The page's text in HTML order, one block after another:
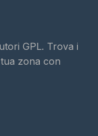
GPL. Trova i
zona con